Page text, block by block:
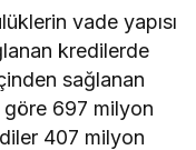
vade yapısı
kredilerde
sağlanan
göre 697 milyon
407 milyon